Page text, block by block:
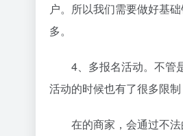
户。所以我们需要做好基
多。
4、多报名活动。不管
活动的时候也有了很多限
在的商家，会通过不